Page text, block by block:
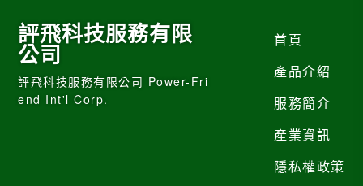
評飛科技服務有限
公司
評飛科技服務有限公司 Power-Fri
end Int'l Corp.
首頁
產品介紹
服務簡介
產業資訊
隱私權政策